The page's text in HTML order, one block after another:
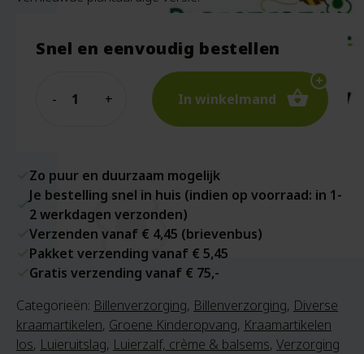
Snel en eenvoudig bestellen
In winkelmand
Zo puur en duurzaam mogelijk
Je bestelling snel in huis (indien op voorraad: in 1-
2 werkdagen verzonden)
Verzenden vanaf € 4,45 (brievenbus)
Pakket verzending vanaf € 5,45
Gratis verzending vanaf € 75,-
Categorieën: Billenverzorging, Billenverzorging, Diverse
kraamartikelen, Groene Kinderopvang, Kraamartikelen
los, Luieruitslag, Luierzalf, crème & balsems, Verzorging